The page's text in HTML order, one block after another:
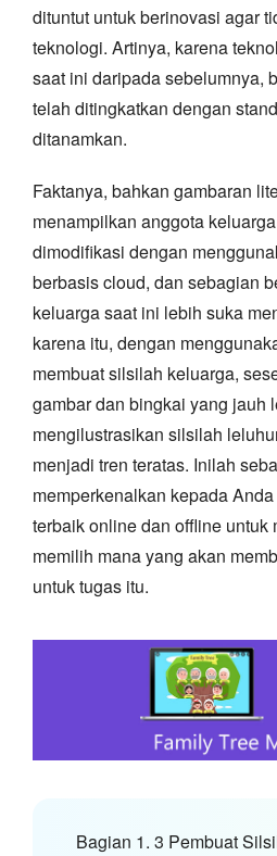
dituntut untuk berinovasi agar
teknologi. Artinya, karena
saat ini daripada sebelumnya,
telah ditingkatkan dengan
ditanamkan.
Faktanya, bahkan gambaran
menampilkan anggota
dimodifikasi dengan
berbasis cloud, dan sebagian
keluarga saat ini lebih suka
karena itu, dengan
membuat silsilah keluarga,
gambar dan bingkai yang jauh
mengilustrasikan silsilah
menjadi tren teratas. Inilah
memperkenalkan kepada
terbaik online dan offline untuk
memilih mana yang akan
untuk tugas itu.
Bagian 1. 3 Pembuat